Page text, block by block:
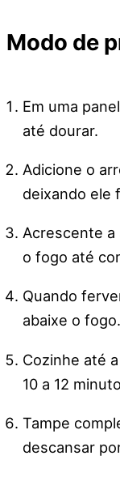
Modo de
Em uma
até dourar.
Adicione o
deixando ele
Acrescente a
o fogo até
Quando
abaixe o fogo.
Cozinhe até
10 a 12
Tampe
descansar